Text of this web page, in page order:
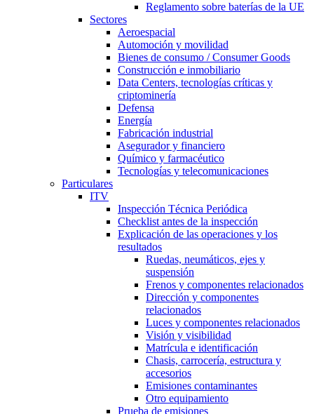
Reglamento sobre baterías de la UE
Sectores
Aeroespacial
Automoción y movilidad
Bienes de consumo / Consumer Goods
Construcción e inmobiliario
Data Centers, tecnologías críticas y
criptominería
Defensa
Energía
Fabricación industrial
Asegurador y financiero
Químico y farmacéutico
Tecnologías y telecomunicaciones
Particulares
ITV
Inspección Técnica Periódica
Checklist antes de la inspección
Explicación de las operaciones y los
resultados
Ruedas, neumáticos, ejes y
suspensión
Frenos y componentes relacionados
Dirección y componentes
relacionados
Luces y componentes relacionados
Visión y visibilidad
Matrícula e identificación
Chasis, carrocería, estructura y
accesorios
Emisiones contaminantes
Otro equipamiento
Prueba de emisiones